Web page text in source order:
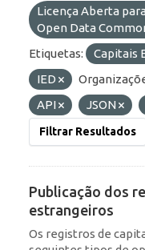
Licença Aberta
Open Data
Etiquetas:
Capitais
IED
API
JSON
Filtrar Resultados
Publicação dos
estrangeiros
Os registros de